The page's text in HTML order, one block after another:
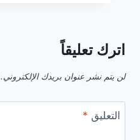
بن
محفوظ
اترك تعليقاً
لن يتم نشر عنوان بريدك الإلكتروني.
التعليق *